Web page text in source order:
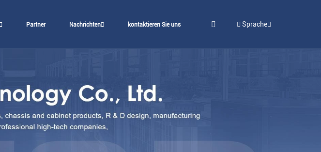
Partner Nachrichten kontaktieren Sie uns Sprache